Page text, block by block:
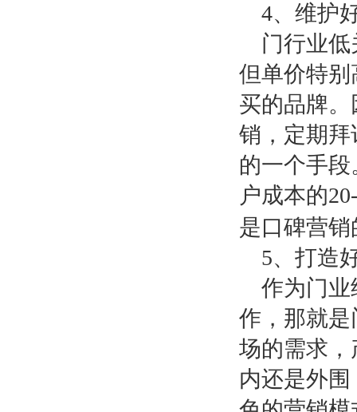
4、维护
门行业
但单价特
买的品牌
销，定期
的一个手
户成本的
是口碑营
5、打造
作为门业
作，那就
场的需求
内还是外